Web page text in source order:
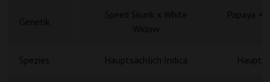
Spezies Hauptsächlich Indica